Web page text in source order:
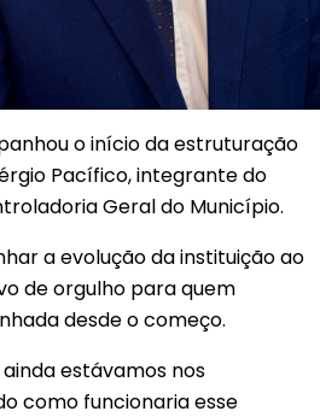
o início da estruturação
Pacífico, integrante do
Geral do Município.
a evolução da instituição ao
de orgulho para quem
desde o começo.
estávamos nos
como funcionaria esse